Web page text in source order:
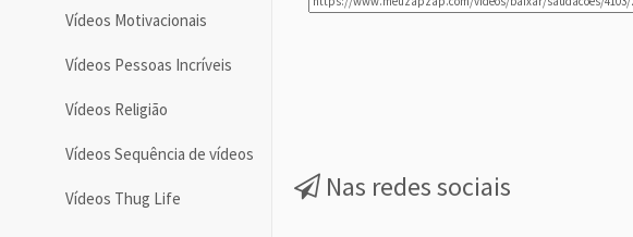
Vídeos Motivacionais
Vídeos Pessoas Incríveis
Vídeos Religião
Vídeos Sequência de vídeos
Vídeos Thug Life Nas redes sociais